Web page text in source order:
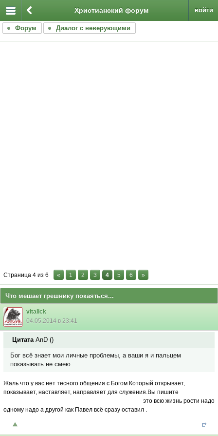
войти
Христианский форум
Форум Диалог с неверующими
Страница 4 из 6 « 1 2 3 4 5 6 »
Что мешает грешнику покаяться...
vitalick
04.05.2014 в 23:41
Цитата AnD ()
Бог всё знает мои личные проблемы, а ваши я и пальцем
показывать не смею
Жаль что у вас нет тесного общения с Богом Который открывает,
показывает, наставляет, направляет для служения.Вы пишите
это всю жизнь рости надо
одному надо а другой как Павел всё сразу оставил .